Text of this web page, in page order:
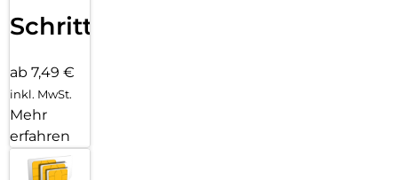
Schritten
ab 7,49 €
inkl. MwSt.
Mehr
erfahren